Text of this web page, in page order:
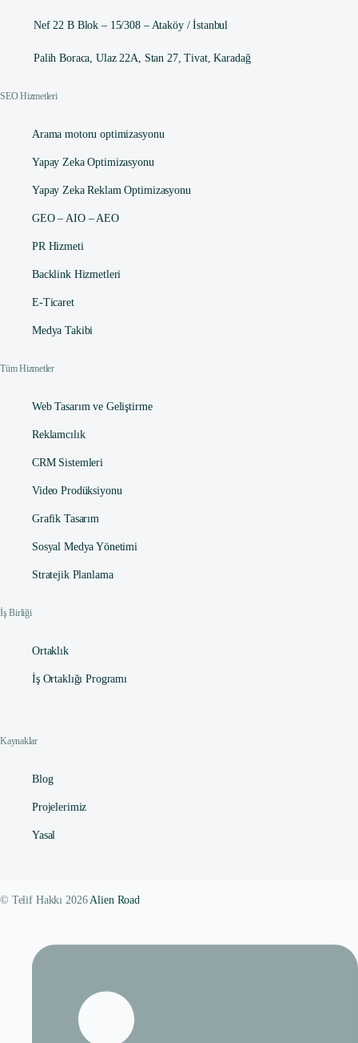
Nef 22 B Blok – 15/308 – Ataköy / İstanbul
Palih Boraca, Ulaz 22A, Stan 27, Tivat, Karadağ
SEO Hizmetleri
Arama motoru optimizasyonu
Yapay Zeka Optimizasyonu
Yapay Zeka Reklam Optimizasyonu
GEO – AIO – AEO
PR Hizmeti
Backlink Hizmetleri
E-Ticaret
Medya Takibi
Tüm Hizmetler
Web Tasarım ve Geliştirme
Reklamcılık
CRM Sistemleri
Video Prodüksiyonu
Grafik Tasarım
Sosyal Medya Yönetimi
Stratejik Planlama
İş Birliği
Ortaklık
İş Ortaklığı Programı
Kaynaklar
Blog
Projelerimiz
Yasal
© Telif Hakkı 2026 Alien Road